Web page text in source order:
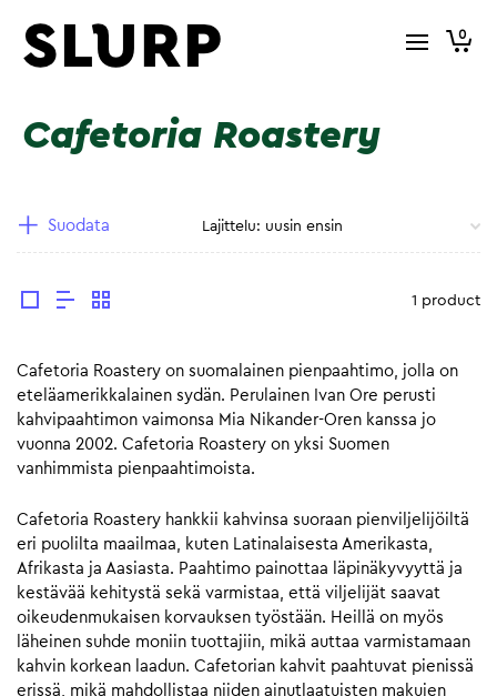
0
Cafetoria Roastery
Suodata
1 product
Cafetoria Roastery on suomalainen pienpaahtimo, jolla on
eteläamerikkalainen sydän. Perulainen Ivan Ore perusti
kahvipaahtimon vaimonsa Mia Nikander-Oren kanssa jo
vuonna 2002. Cafetoria Roastery on yksi Suomen
vanhimmista pienpaahtimoista.
Cafetoria Roastery hankkii kahvinsa suoraan pienviljelijöiltä
eri puolilta maailmaa, kuten Latinalaisesta Amerikasta,
Afrikasta ja Aasiasta. Paahtimo painottaa läpinäkyvyyttä ja
kestävää kehitystä sekä varmistaa, että viljelijät saavat
oikeudenmukaisen korvauksen työstään. Heillä on myös
läheinen suhde moniin tuottajiin, mikä auttaa varmistamaan
kahvin korkean laadun. Cafetorian kahvit paahtuvat pienissä
erissä, mikä mahdollistaa niiden ainutlaatuisten makujen